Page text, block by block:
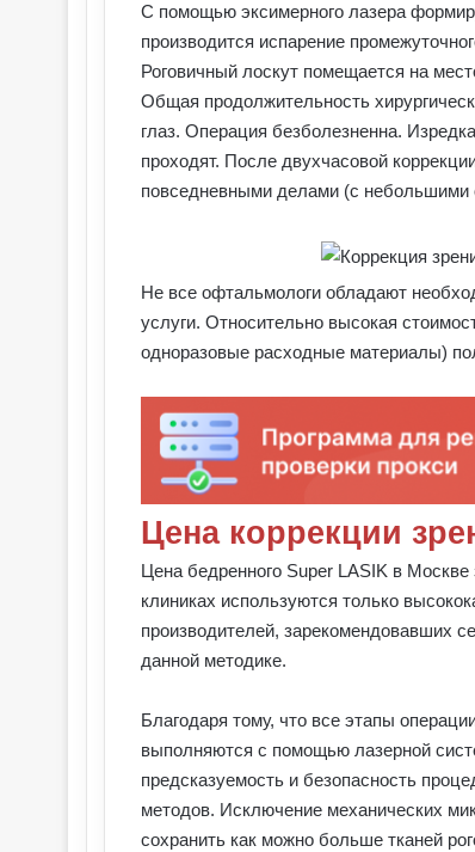
С помощью эксимерного лазера
производится испарение
Роговичный лоскут помещается на
Общая продолжительность
глаз. Операция безболезненна.
проходят. После двухчасовой
повседневными делами (с небольшими
Не все офтальмологи обладают
услуги. Относительно высокая
одноразовые расходные материалы)
Цена коррекции
Цена бедренного Super LASIK в
клиниках используются только
производителей, зарекомендовавших
данной методике.
Благодаря тому, что все этапы
выполняются с помощью лазерной
предсказуемость и безопасность
методов. Исключение механических
сохранить как можно больше тканей